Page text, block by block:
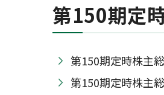
第150期定
第150期定時株主
第150期定時株主